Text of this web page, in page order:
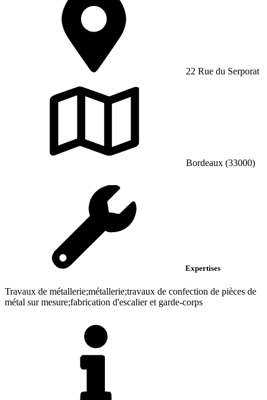
22 Rue du Serporat
Bordeaux (33000)
Expertises
Travaux de métallerie;métallerie;travaux de confection de pièces de
métal sur mesure;fabrication d'escalier et garde-corps